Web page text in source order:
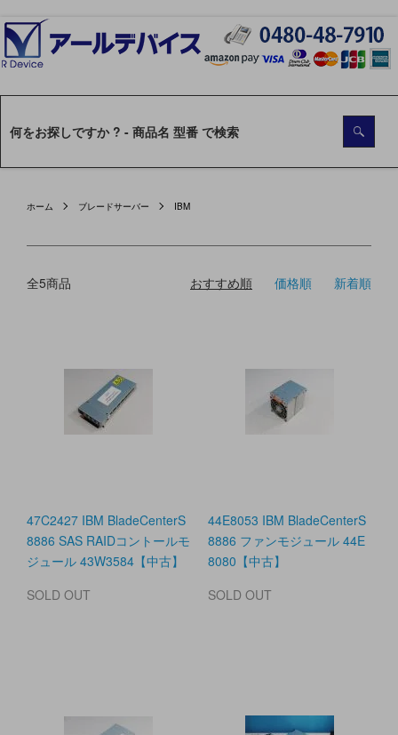
ホーム ブレードサーバー IBM
全5商品 おすすめ順 価格順 新着順
47C2427 IBM BladeCenterS
8886 SAS RAIDコントールモ
ジュール 43W3584【中古】
SOLD OUT
44E8053 IBM BladeCenterS
8886 ファンモジュール 44E
8080【中古】
SOLD OUT